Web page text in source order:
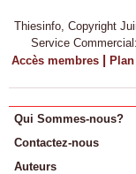
Thiesinfo, Copyright
Service
Accès membres |
Qui Sommes-nous?
Contactez-nous
Auteurs